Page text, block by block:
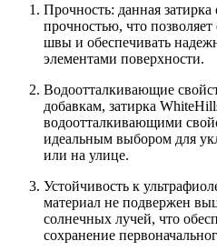
Прочность: данная затирка
прочностью, что
швы и обеспечивать
элементами поверхности.
Водоотталкивающие
добавкам, затирка
водоотталкивающими
идеальным выбором для
или на улице.
Устойчивость к
материал не подвержен
солнечных лучей, что
сохранение